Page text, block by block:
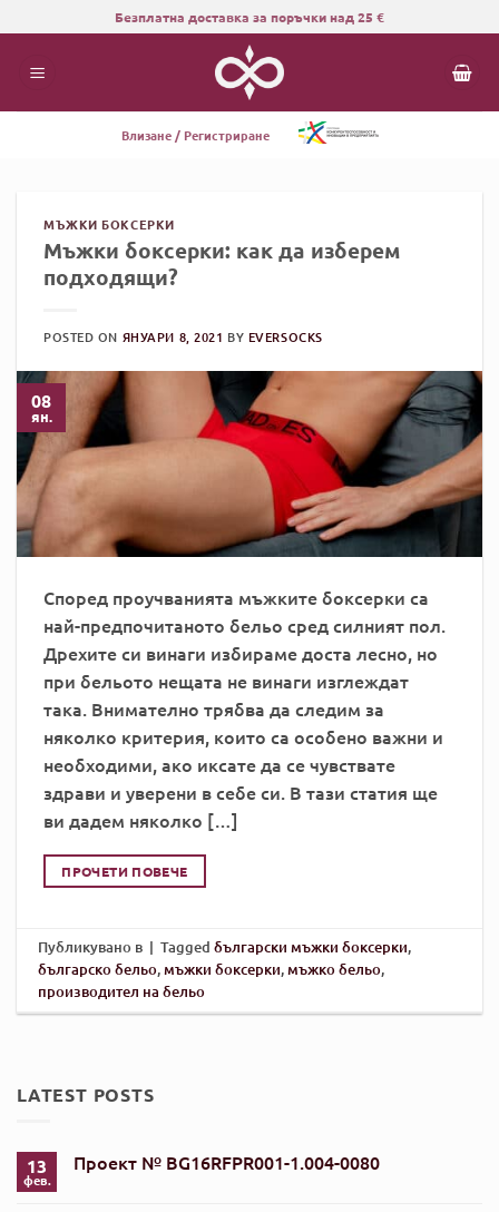
to
content
Безплатна доставка за поръчки над 25 €
Влизане / Регистриране
LATEST POSTS
13
фев.
Проект № BG16RFPR001-1.004-0080
МЪЖКИ БОКСЕРКИ
Мъжки боксерки: как да изберем
подходящи?
POSTED ON ЯНУАРИ 8, 2021 BY EVERSOCKS
08
ян.
Според проучванията мъжките боксерки са
най-предпочитаното бельо сред силният пол.
Дрехите си винаги избираме доста лесно, но
при бельото нещата не винаги изглеждат
така. Внимателно трябва да следим за
няколко критерия, които са особено важни и
необходими, ако иксате да се чувствате
здрави и уверени в себе си. В тази статия ще
ви дадем няколко […]
ПРОЧЕТИ ПОВЕЧЕ
Публикувано в | Taggedбългарски мъжки боксерки,
българско бельо,мъжки боксерки,мъжко бельо,
производител на бельо